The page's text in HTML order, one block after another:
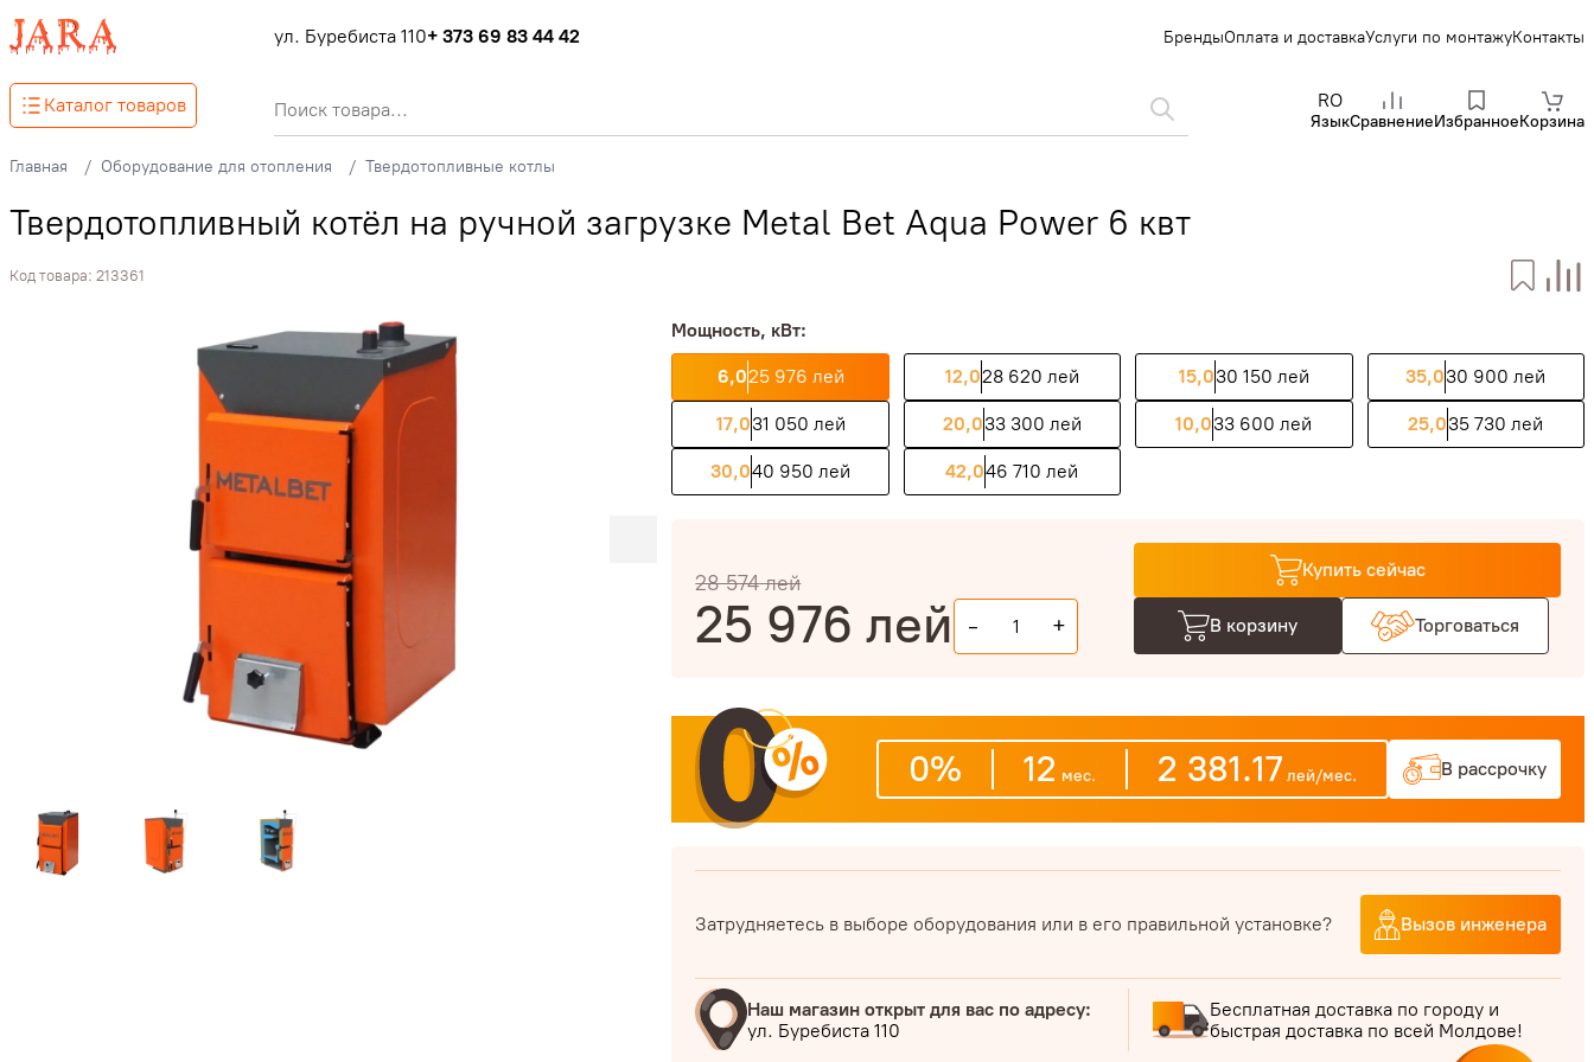
ул. Буребиста 110+ 373 69 83 44 42 БрендыОплата и доставкаУслуги по монтажуКонтакты
Каталог товаров RO
ЯзыкСравнениеИзбранноеКорзина
Главная Оборудование для отопления Твердотопливные котлы
Твердотопливный котёл на ручной загрузке Metal Bet Aqua Power 6 квт
Код товара: 213361
Мощность, кВт:
6,025 976 лей 12,028 620 лей 15,030 150 лей 35,030 900 лей
17,031 050 лей 20,033 300 лей 10,033 600 лей 25,035 730 лей
30,040 950 лей 42,046 710 лей
28 574лей
25 976 лей - +
Купить сейчас
В корзину Торговаться
0% 12 мес. 2 381.17 лей/мес. В рассрочку
Затрудняетесь в выборе оборудования или в его правильной установке? Вызов инженера
Наш магазин открыт для вас по адресу:
ул. Буребиста 110
Бесплатная доставка по городу и
быстрая доставка по всей Молдове!